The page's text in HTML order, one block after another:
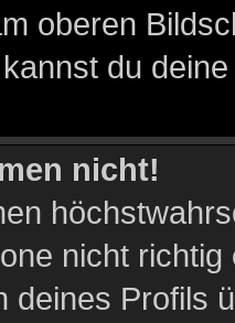
oberen
du
nicht!
nicht
deines Profils